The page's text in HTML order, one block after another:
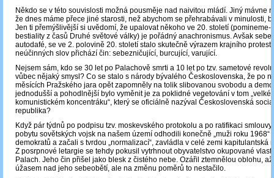
Někdo se v této souvislosti možná pousměje nad naivitou mládí. Jiný mávne
že dnes máme přece jiné starosti, než abychom se přehrabávali v minulosti,
Jen ti přemýšlivější si uvědomí, že upalovat někoho ve 20. století (pomineme-
bestiality z časů Druhé světové války) je pořádný anachronismus. Avšak
autodafé, se ve 2. polovině 20. století stalo skutečně výrazem krajního
neúčinných slov přichází čin: sebezničující, burcující, varující.
Nejsem sám, kdo se 30 let po Palachově smrti a 10 let po tzv. sametové
vůbec nějaký smysl? Co se stalo s národy bývalého Československa, že po
měsících Pražského jara opět zapomněly na tolik slibovanou svobodu a
jednodušší a pohodlnější bylo vyměnit je za poklidné vegetování v tom
komunistickém koncentráku“, který se oficiálně nazýval Československá
republika?
Když pár týdnů po podpisu tzv. moskevského protokolu a po ratifikaci
pobytu sovětských vojsk na našem území odhodili konečně „muži roku 1968“
demokratů a začali s tvrdou „normalizací“, zavládla v celé zemi kapitulantská
Z posrpnové letargie se tehdy pokusil vytrhnout obyvatelstvo okupované
Palach. Jeho čin přišel jako blesk z čistého nebe. Ozářil ztemnělou oblohu,
úžasem nad jeho sebeobětí, ale na změnu poměrů to nestačilo.